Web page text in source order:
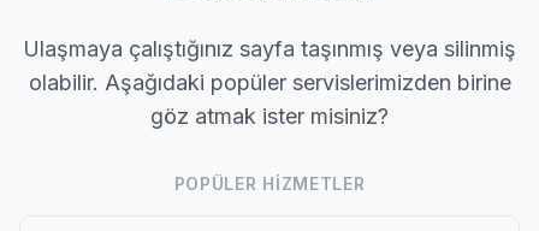
Ulaşmaya çalıştığınız sayfa taşınmış veya silinmiş
olabilir. Aşağıdaki popüler servislerimizden birine
göz atmak ister misiniz?
POPÜLER HIZMETLER